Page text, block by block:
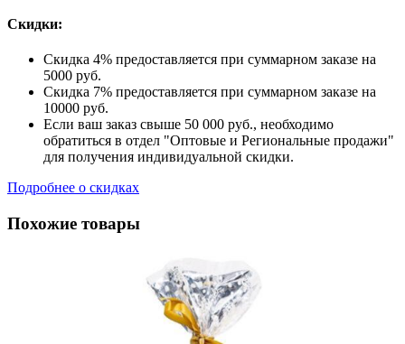
Скидки:
Скидка 4% предоставляется при суммарном заказе на
5000 руб.
Скидка 7% предоставляется при суммарном заказе на
10000 руб.
Если ваш заказ свыше 50 000 руб., необходимо
обратиться в отдел "Оптовые и Региональные продажи"
для получения индивидуальной скидки.
Подробнее о скидках
Похожие товары